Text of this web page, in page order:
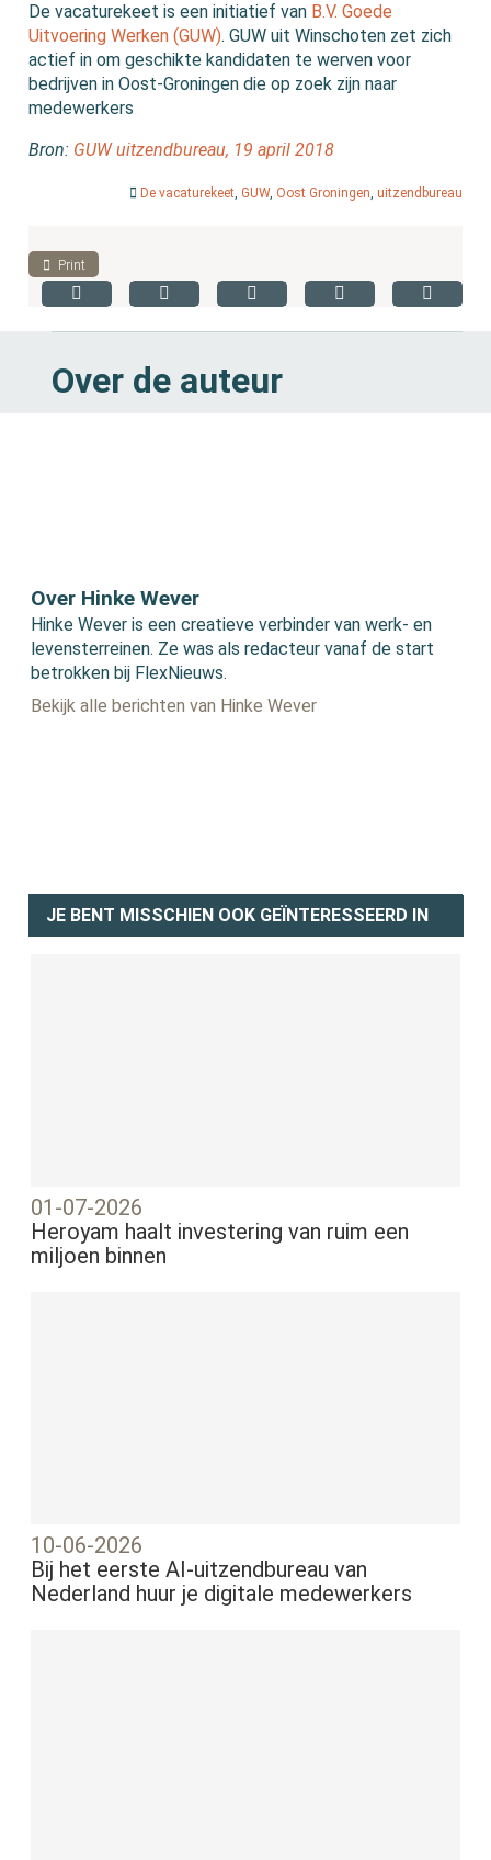
De vacaturekeet is een initiatief van B.V. Goede
Uitvoering Werken (GUW). GUW uit Winschoten zet zich
actief in om geschikte kandidaten te werven voor
bedrijven in Oost-Groningen die op zoek zijn naar
medewerkers
Bron: GUW uitzendbureau, 19 april 2018
De vacaturekeet, GUW, Oost Groningen, uitzendbureau
Print
Over de auteur
Over Hinke Wever
Hinke Wever is een creatieve verbinder van werk- en
levensterreinen. Ze was als redacteur vanaf de start
betrokken bij FlexNieuws.
Bekijk alle berichten van Hinke Wever
JE BENT MISSCHIEN OOK GEÏNTERESSEERD IN
01-07-2026
Heroyam haalt investering van ruim een
miljoen binnen
10-06-2026
Bij het eerste AI-uitzendbureau van
Nederland huur je digitale medewerkers